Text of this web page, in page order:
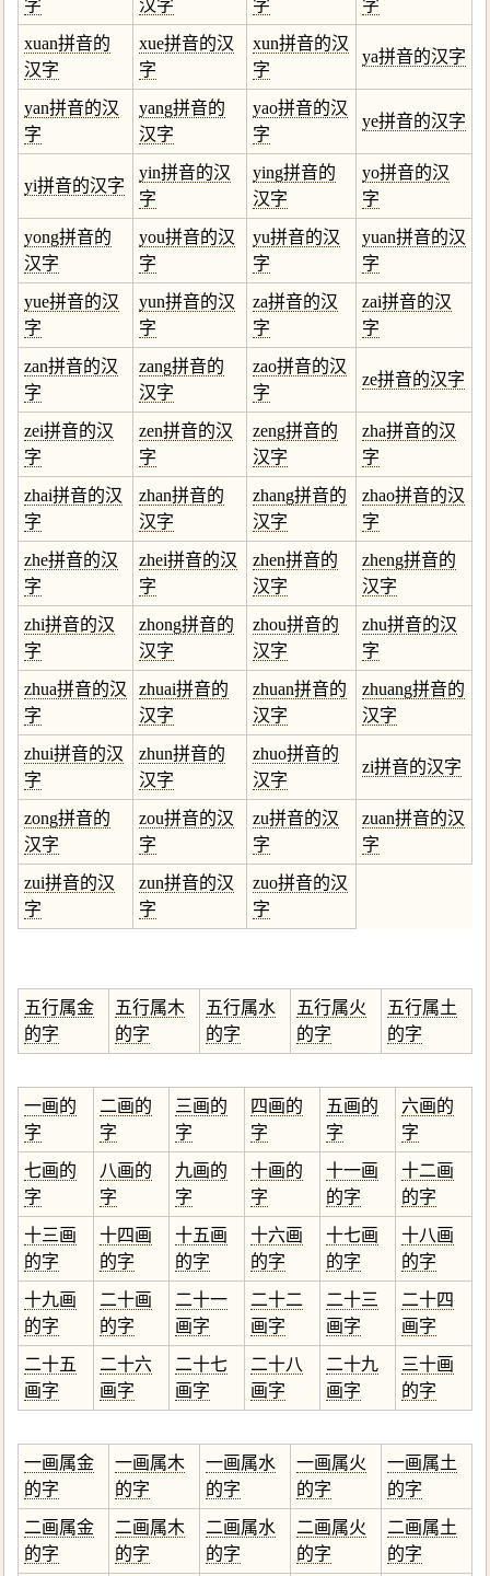
字 汉字 字 字
xuan拼音的
汉字
xue拼音的汉
字
xun拼音的汉
字
ya拼音的汉字
yan拼音的汉
字
yang拼音的
汉字
yao拼音的汉
字
ye拼音的汉字
yi拼音的汉字
yin拼音的汉
字
ying拼音的
汉字
yo拼音的汉
字
yong拼音的
汉字
you拼音的汉
字
yu拼音的汉
字
yuan拼音的汉
字
yue拼音的汉
字
yun拼音的汉
字
za拼音的汉
字
zai拼音的汉
字
zan拼音的汉
字
zang拼音的
汉字
zao拼音的汉
字
ze拼音的汉字
zei拼音的汉
字
zen拼音的汉
字
zeng拼音的
汉字
zha拼音的汉
字
zhai拼音的汉
字
zhan拼音的
汉字
zhang拼音的
汉字
zhao拼音的汉
字
zhe拼音的汉
字
zhei拼音的汉
字
zhen拼音的
汉字
zheng拼音的
汉字
zhi拼音的汉
字
zhong拼音的
汉字
zhou拼音的
汉字
zhu拼音的汉
字
zhua拼音的汉
字
zhuai拼音的
汉字
zhuan拼音的
汉字
zhuang拼音的
汉字
zhui拼音的汉
字
zhun拼音的
汉字
zhuo拼音的
汉字
zi拼音的汉字
zong拼音的
汉字
zou拼音的汉
字
zu拼音的汉
字
zuan拼音的汉
字
zui拼音的汉
字
zun拼音的汉
字
zuo拼音的汉
字
五行属金
的字
五行属木
的字
五行属水
的字
五行属火
的字
五行属土
的字
一画的
字
二画的
字
三画的
字
四画的
字
五画的
字
六画的
字
七画的
字
八画的
字
九画的
字
十画的
字
十一画
的字
十二画
的字
十三画
的字
十四画
的字
十五画
的字
十六画
的字
十七画
的字
十八画
的字
十九画
的字
二十画
的字
二十一
画字
二十二
画字
二十三
画字
二十四
画字
二十五
画字
二十六
画字
二十七
画字
二十八
画字
二十九
画字
三十画
的字
一画属金
的字
一画属木
的字
一画属水
的字
一画属火
的字
一画属土
的字
二画属金
的字
二画属木
的字
二画属水
的字
二画属火
的字
二画属土
的字